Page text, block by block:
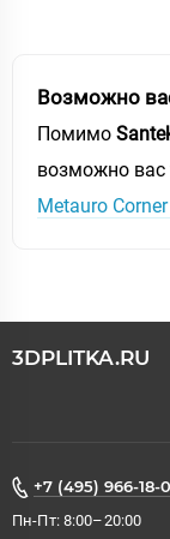
Возможно
Помимо
возможно вас
Metauro
3DPLITKA.RU
+7 (495) 966-18-
Пн-Пт: 8:00–20:00